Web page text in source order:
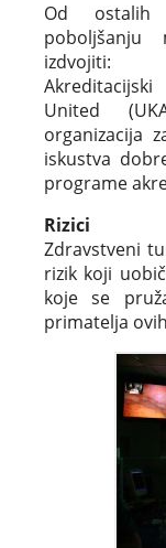
Od ostalih
poboljšanju
izdvojiti:
United
organizacija
iskustva
programe
Rizici
Zdravstveni
rizik koji
koje se
primatelja